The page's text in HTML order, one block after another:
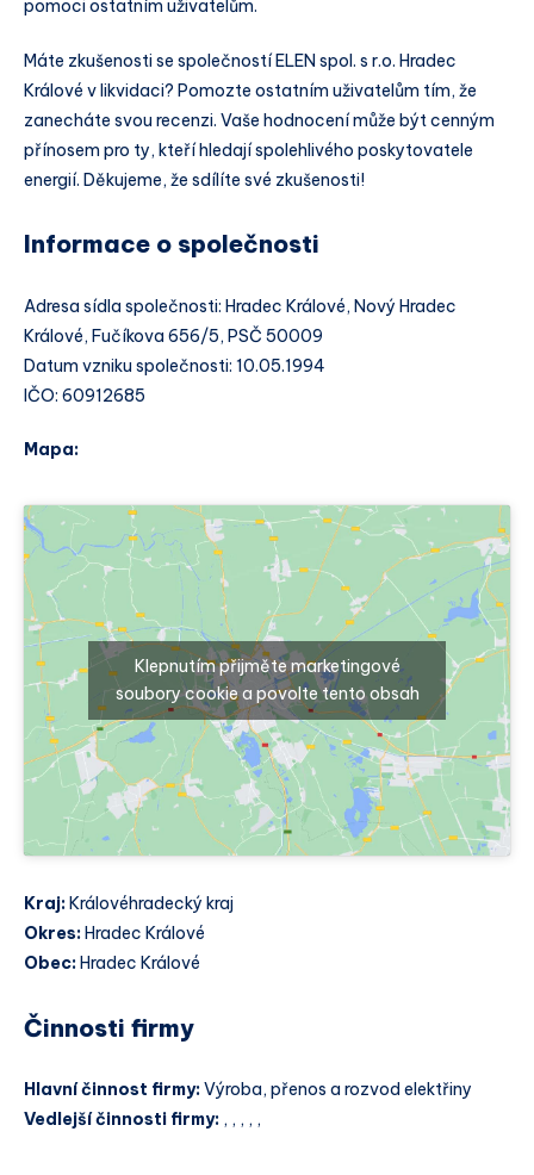
pomoci ostatním uživatelům.
Máte zkušenosti se společností ELEN spol. s r.o. Hradec
Králové v likvidaci? Pomozte ostatním uživatelům tím, že
zanecháte svou recenzi. Vaše hodnocení může být cenným
přínosem pro ty, kteří hledají spolehlivého poskytovatele
energií. Děkujeme, že sdílíte své zkušenosti!
Informace o společnosti
Adresa sídla společnosti: Hradec Králové, Nový Hradec
Králové, Fučíkova 656/5, PSČ 50009
Datum vzniku společnosti: 10.05.1994
IČO: 60912685
Mapa:
Klepnutím přijměte marketingové
soubory cookie a povolte tento obsah
Kraj: Královéhradecký kraj
Okres: Hradec Králové
Obec: Hradec Králové
Činnosti firmy
Hlavní činnost firmy:Výroba, přenos a rozvod elektřiny
Vedlejší činnosti firmy: , , , , ,